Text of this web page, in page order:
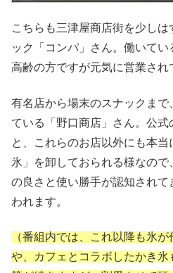
こちらも三津屋商店街を少し
ック「コンパ」さん。働いて
高齢の方ですが元気に営業され
有名店から場末のスナックま
ている「野口商店」さん。公式
と、これらのお店以外にも本
氷」を卸しておられる様なの
の良さと使い勝手が認知され
われます。
（番組内では、これ以降も氷
や、カフェとコラボしたかき